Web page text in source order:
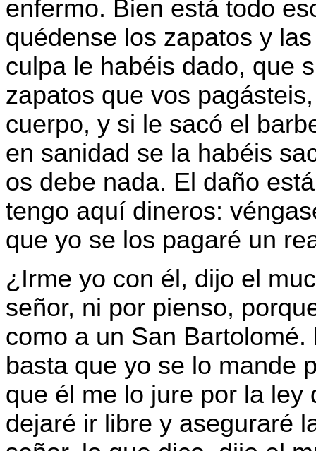
enfermo. Bien está todo
quédense los zapatos y
culpa le habéis dado, que
zapatos que vos
cuerpo, y si le sacó el
en sanidad se la habéis
os debe nada. El daño
tengo aquí dineros:
que yo se los pagaré un
¿Irme yo con él, dijo el
señor, ni por pienso,
como a un San
basta que yo se lo mande
que él me lo jure por la
dejaré ir libre y aseguraré